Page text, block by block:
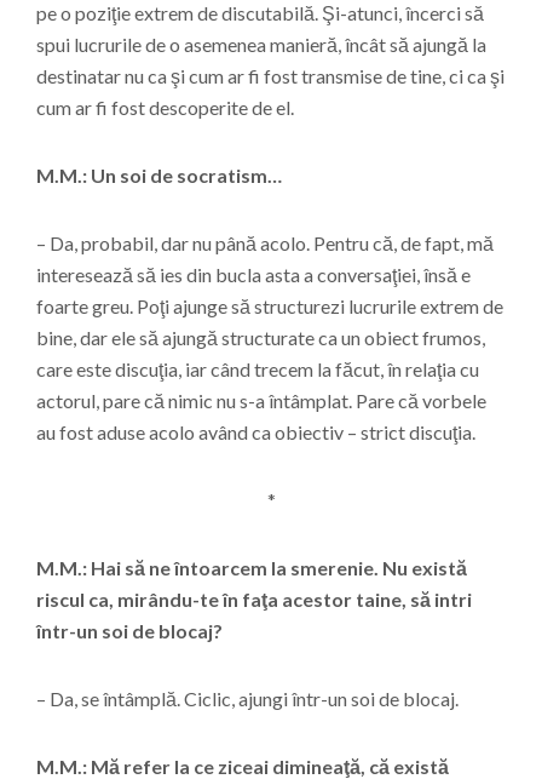
pe o poziţie extrem de discutabilă. Şi-atunci, încerci să
spui lucrurile de o asemenea manieră, încât să ajungă la
destinatar nu ca şi cum ar fi fost transmise de tine, ci ca şi
cum ar fi fost descoperite de el.
M.M.: Un soi de socratism…
– Da, probabil, dar nu până acolo. Pentru că, de fapt, mă
interesează să ies din bucla asta a conversaţiei, însă e
foarte greu. Poţi ajunge să structurezi lucrurile extrem de
bine, dar ele să ajungă structurate ca un obiect frumos,
care este discuţia, iar când trecem la făcut, în relaţia cu
actorul, pare că nimic nu s-a întâmplat. Pare că vorbele
au fost aduse acolo având ca obiectiv – strict discuţia.
*
M.M.: Hai să ne întoarcem la smerenie. Nu există
riscul ca, mirându-te în faţa acestor taine, să intri
într-un soi de blocaj?
– Da, se întâmplă. Ciclic, ajungi într-un soi de blocaj.
M.M.: Mă refer la ce ziceai dimineaţă, că există